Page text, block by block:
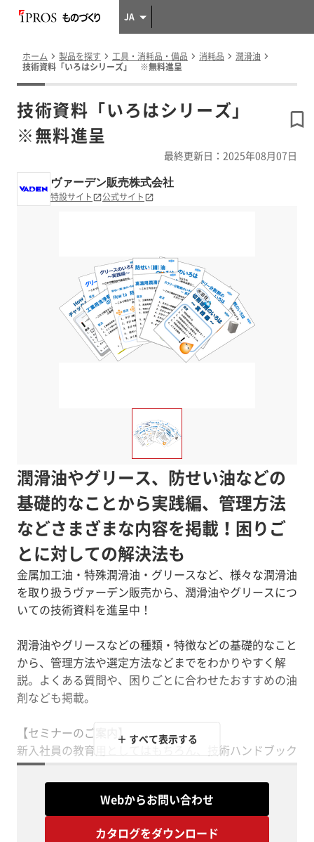
JA
ホーム 製品を探す 工具・消耗品・備品 消耗品
潤滑油
技術資料「いろはシリーズ」 ※無料進呈
技術資料「いろはシリーズ」
※無料進呈
最終更新日：2025年08月07日
潤滑油やグリース、防せい油などの
基礎的なことから実践編、管理方法
などさまざまな内容を掲載！困りご
とに対しての解決法も
金属加工油・特殊潤滑油・グリースなど、様々な潤滑油
を取り扱うヴァーデン販売から、潤滑油やグリースにつ
いての技術資料を進呈中！
潤滑油やグリースなどの種類・特徴などの基礎的なこと
から、管理方法や選定方法などまでをわかりやすく解
説。よくある質問や、困りごとに合わせたおすすめの油
剤なども掲載。
【セミナーのご案内】
新入社員の教育用としてはもちろん、技術ハンドブック
としても活用いただける「いろはシリーズ」をもとに、
当社では各種ウェビナー・出張セミナーを承っておりま
現場をよく知っているからこそわかる、トラブル対策の
＋ すべて表示する
Webからお問い合わせ
カタログをダウンロード
ヴァーデン販売株式会社
特設サイト 公式サイト